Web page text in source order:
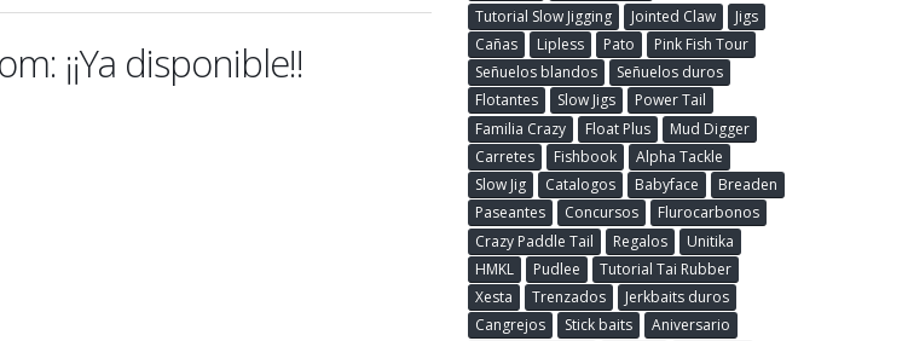
¡¡Ya disponible!!
Tutorial Slow Jigging
Jointed Claw
Jigs
Cañas
Lipless Pato
Pink Fish Tour
Señuelos blandos
Señuelos duros
Flotantes
Slow Jigs
Power Tail
Familia Crazy
Float Plus
Mud Digger
Carretes
Fishbook
Alpha Tackle
Slow Jig
Catalogos Babyface
Breaden
Paseantes
Concursos
Flurocarbonos
Crazy Paddle Tail
Regalos
Unitika
HMKL
Pudlee
Tutorial Tai Rubber
Xesta
Trenzados
Jerkbaits duros
Cangrejos
Stick baits
Aniversario